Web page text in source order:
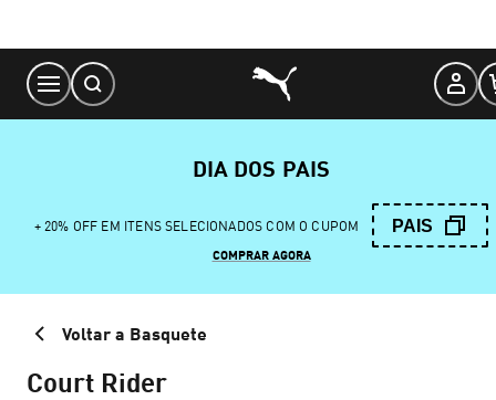
Content
DIA DOS PAIS
+ 20% OFF EM ITENS SELECIONADOS COM O CUPOM PAIS
COMPRAR AGORA
Voltar a Basquete
Court Rider